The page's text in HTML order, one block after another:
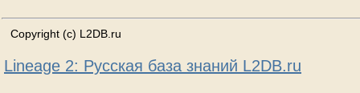
Copyright (c) L2DB.ru
Lineage 2: Русская база знаний L2DB.ru